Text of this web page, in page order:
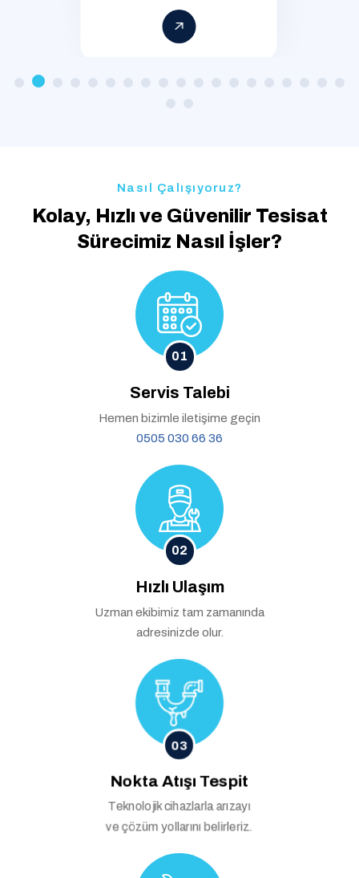
Nasıl Çalışıyoruz?
Kolay, Hızlı ve Güvenilir Tesisat
Sürecimiz Nasıl İşler?
01
Servis Talebi
Hemen bizimle iletişime geçin
0505 030 66 36
02
Hızlı Ulaşım
Uzman ekibimiz tam zamanında
adresinizde olur.
03
Nokta Atışı Tespit
Teknolojik cihazlarla arızayı
ve çözüm yollarını belirleriz.